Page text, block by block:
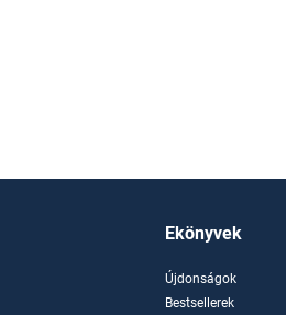
Ekönyvek
Újdonságok
Bestsellerek